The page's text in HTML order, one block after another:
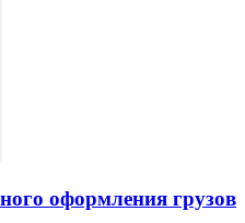
оформления грузов